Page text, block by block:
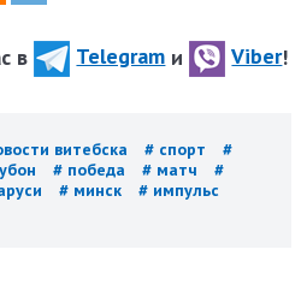
в Telegram и Viber!
витебска # спорт
#
# победа # матч
#
# минск
# импульс